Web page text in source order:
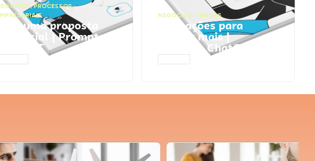
,PROCESSOS
Faça uma proposta
comercial | Prompts
ChatGPT
NEGÓCIOS, VENDAS
Faça ações para
vender mais |
Prompts ChatGPT